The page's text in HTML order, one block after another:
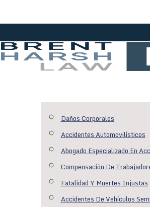
Daños Corporales
Accidentes Automovilísticos
Abogado Especializado En
Compensación De
Fatalidad Y Muertes Injustas
Accidentes De Vehículos